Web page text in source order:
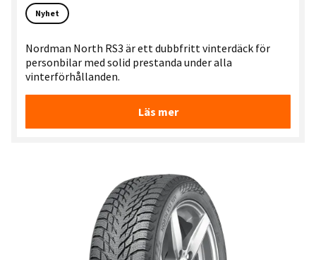
Nyhet
Nordman North RS3 är ett dubbfritt vinterdäck för
personbilar med solid prestanda under alla
vinterförhållanden.
Läs mer